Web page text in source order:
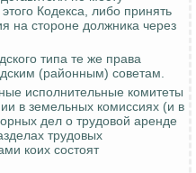
Кодекса, либо принять
на стороне должника через
типа те же права
(районным) советам.
исполнительные комитеты
в земельных комиссиях (и в
дел о трудовой аренде
трудовых
коих состоят